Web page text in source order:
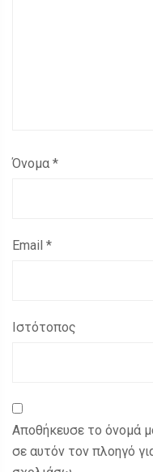
Όνομα *
Email *
Ιστότοπος
Αποθήκευσε το όνομά
σε αυτόν τον πλοηγό